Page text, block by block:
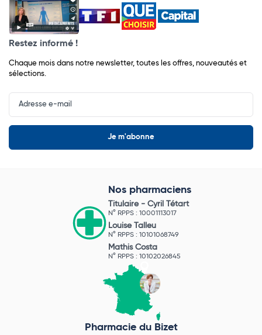
Restez informé !
Chaque mois dans notre newsletter, toutes les offres, nouveautés et
sélections.
Input
Newsletter
Nos pharmaciens
Titulaire - Cyril Tétart
N° RPPS : 10001113017
Louise Talleu
N° RPPS : 10101068749
Mathis Costa
N° RPPS : 10102026845
Pharmacie du Bizet